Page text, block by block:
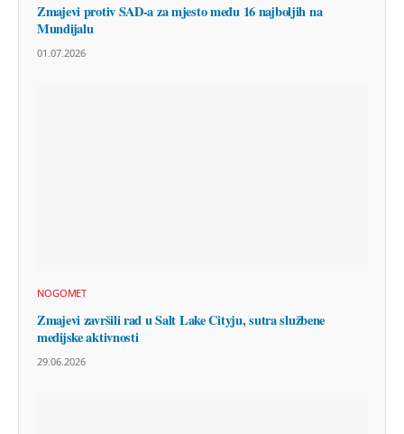
Zmajevi protiv SAD-a za mjesto među 16 najboljih na
Mundijalu
01.07.2026
NOGOMET
Zmajevi završili rad u Salt Lake Cityju, sutra službene
medijske aktivnosti
29.06.2026